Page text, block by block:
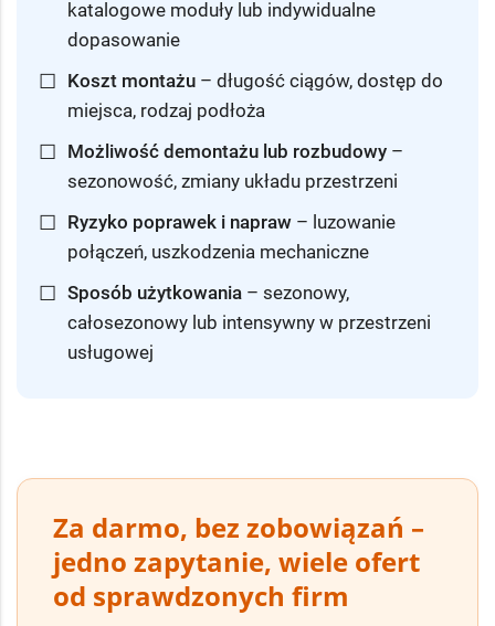
katalogowe moduły lub indywidualne
dopasowanie
☐ Koszt montażu – długość ciągów, dostęp do
miejsca, rodzaj podłoża
☐ Możliwość demontażu lub rozbudowy –
sezonowość, zmiany układu przestrzeni
☐ Ryzyko poprawek i napraw – luzowanie
połączeń, uszkodzenia mechaniczne
☐ Sposób użytkowania – sezonowy,
całosezonowy lub intensywny w przestrzeni
usługowej
Za darmo, bez zobowiązań –
jedno zapytanie, wiele ofert
od sprawdzonych firm